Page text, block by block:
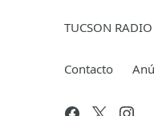
TUCSON
Contacto